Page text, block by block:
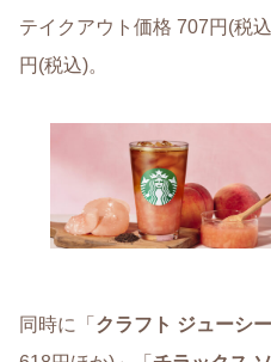
テイクアウト価格 707円(税
円(税込)。
同時に「 クラフト ジューシ